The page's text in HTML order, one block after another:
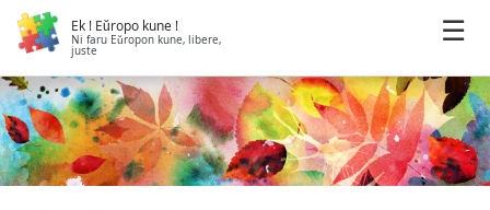
Ek ! Eŭropo kune !
Ni faru Eŭropon kune, libere,
juste